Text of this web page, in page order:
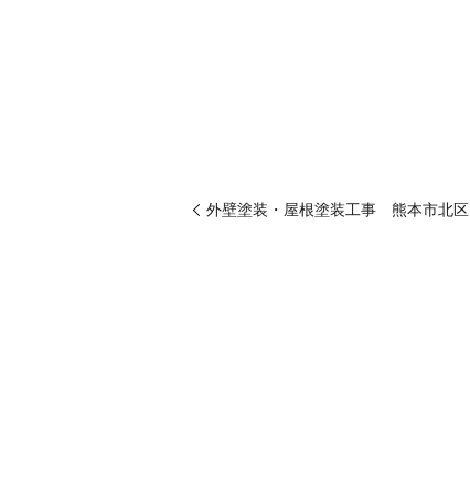
外壁塗装・屋根塗装工事 熊本市北区